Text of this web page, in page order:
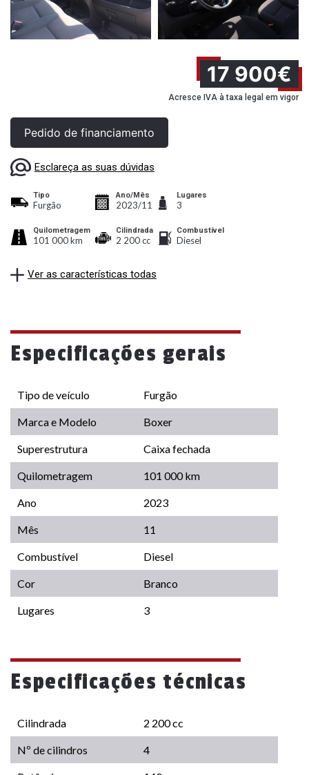
17 900€
Acresce IVA à taxa legal em vigor
Pedido de financiamento
Esclareça as suas dúvidas
Tipo
Furgão
Quilometragem
101 000 km
Ano/Mês
2023/11
Cilindrada
2 200 cc
Lugares
3
Combustível
Diesel
Ver as características todas
Especificações gerais
Tipo de veículo Furgão
Marca e Modelo Boxer
Superestrutura Caixa fechada
Quilometragem 101 000 km
Ano 2023
Mês 11
Combustível Diesel
Cor Branco
Lugares 3
Especificações técnicas
Cilindrada 2 200 cc
Nº de cilindros 4